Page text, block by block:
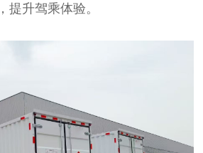
提升驾乘体验。